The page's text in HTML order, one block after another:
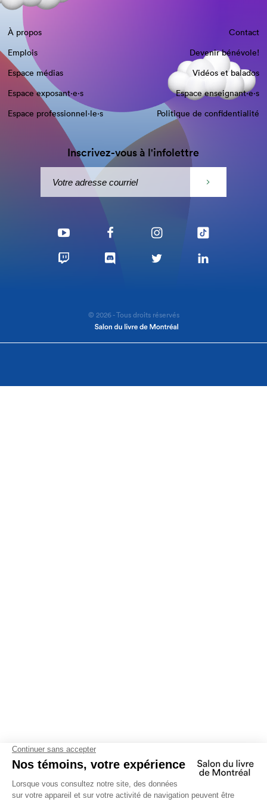
À propos
Contact
Emplois
Devenir bénévole!
Espace médias
Vidéos et balados
Espace exposant·e⋅s
Espace enseignant·e⋅s
Espace professionnel·le⋅s
Politique de confidentialité
Inscrivez-vous à l'infolettre
© 2026 - Tous droits réservés